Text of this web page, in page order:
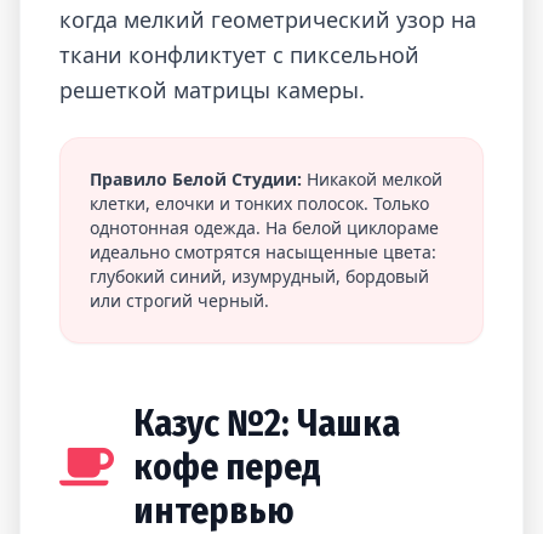
когда мелкий геометрический узор на
ткани конфликтует с пиксельной
решеткой матрицы камеры.
Правило Белой Студии: Никакой мелкой
клетки, елочки и тонких полосок. Только
однотонная одежда. На белой циклораме
идеально смотрятся насыщенные цвета:
глубокий синий, изумрудный, бордовый
или строгий черный.
Казус №2: Чашка
кофе перед
интервью